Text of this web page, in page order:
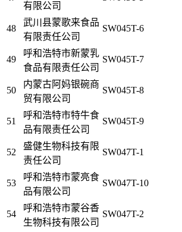
有限公司
48
武川县蒙歌来食品
有限责任公司
SW045T-6
49
呼和浩特市新蒙乳
食品有限责任公司
SW045T-7
50
内蒙古阿妈银碗商
贸有限公司
SW045T-8
51
呼和浩特市特牛食
品有限责任公司
SW045T-9
52
盛健生物科技有限
责任公司
SW047T-1
53
呼和浩特市蒙亮食
品有限公司
SW047T-10
54
呼和浩特市蒙谷香
生物科技有限公司
SW047T-2